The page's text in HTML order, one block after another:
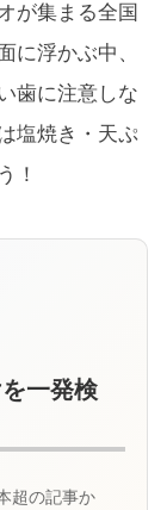
が集まる全国
に浮かぶ中、
歯に注意しな
塩焼き・天ぷ
！
一発検